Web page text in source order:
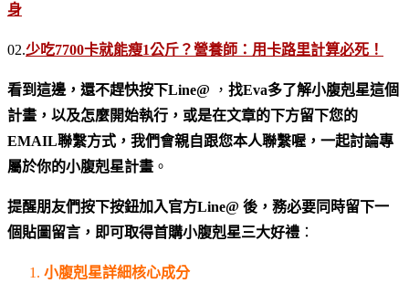
身
02.少吃7700卡就能瘦1公斤？營養師：用卡路里計算必死！
看到這邊，還不趕快按下Line@ ， 找Eva多了解小腹剋星這個
計畫，以及怎麼開始執行，或是在文章的下方留下您的
EMAIL聯繫方式，我們會親自跟您本人聯繫喔，一起討論專
屬於你的小腹剋星計畫 。
提醒朋友們按下按鈕加入官方Line@ 後，務必要同時留下一
個貼圖留言，即可取得首購小腹剋星三大好禮 ：
小腹剋星詳細核心成分